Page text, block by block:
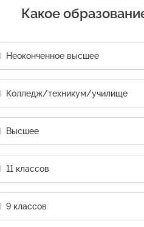
Какое
Неоконченное высшее
Колледж/техникум/училище
Высшее
11 классов
9 классов